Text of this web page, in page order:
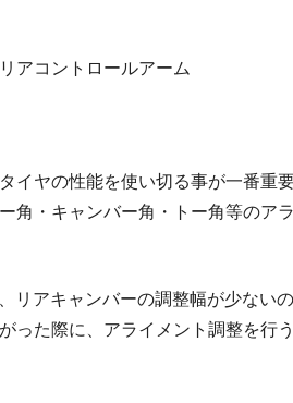
コントロールアーム
イヤの性能を使い切る事が一番重要
角・キャンバー角・トー角等のア
リアキャンバーの調整幅が少ないの
った際に、アライメント調整を行